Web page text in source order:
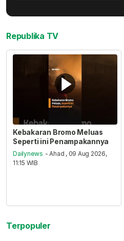
Republika TV
Kebakaran Bromo Meluas
Seperti ini Penampakannya
Dailynews - Ahad , 09 Aug 2026,
11:15 WIB
Terpopuler